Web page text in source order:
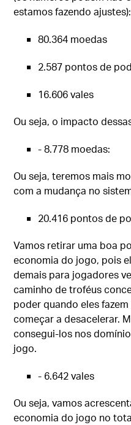
estamos fazendo ajustes):
80.364 moedas
2.587 pontos de
16.606 vales
Ou seja, o impacto
- 8.778 moedas:
Ou seja, teremos mais
com a mudança no
20.416 pontos de
Vamos retirar uma boa
economia do jogo, pois
demais para jogadores
caminho de troféus
poder quando eles
começar a desacelerar.
consegui-los nos
jogo.
- 6.642 vales
Ou seja, vamos
economia do jogo no